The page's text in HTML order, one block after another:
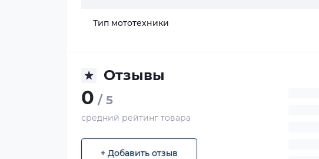
Тип мототехники
Отзывы
0 / 5
средний рейтинг товара
+ Добавить отзыв